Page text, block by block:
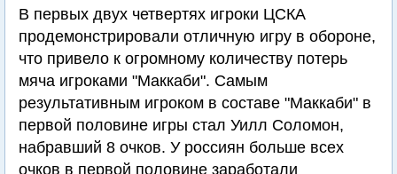
В первых двух четвертях игроки ЦСКА
продемонстрировали отличную игру в обороне,
что привело к огромному количеству потерь
мяча игроками "Маккаби". Самым
результативным игроком в составе "Маккаби" в
первой половине игры стал Уилл Соломон,
набравший 8 очков. У россиян больше всех
очков в первой половине заработали